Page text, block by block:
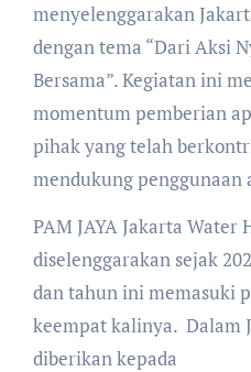
menyelenggarakan
dengan tema “Dari Aksi
Bersama”. Kegiatan ini
momentum pemberian
pihak yang telah
mendukung penggunaan
PAM JAYA Jakarta Water
diselenggarakan sejak
dan tahun ini memasuki
keempat kalinya. Dalam
diberikan kepada